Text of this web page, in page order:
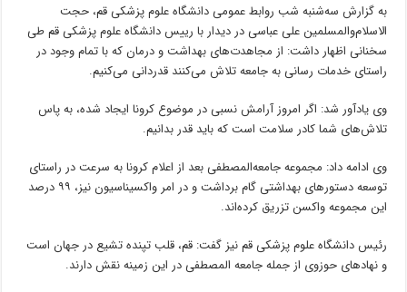
به گزارش سه‌شنبه شب روابط عمومی دانشگاه علوم پزشکی قم، حجت
الاسلام‌والمسلمین علی عباسی در دیدار با رییس دانشگاه علوم پزشکی قم طی
سخنانی اظهار داشت: از مجاهدت‌های بهداشت و درمان که با تمام وجود در
راستای خدمات رسانی به جامعه تلاش می‌کنند قدردانی می‌کنیم.
وی یادآور شد: اگر امروز آرامش نسبی در موضوع کرونا ایجاد شده، به پاس
تلاش‌های شما کادر سلامت است که باید قدر بدانیم.
وی ادامه داد: مجموعه جامعه‌المصطفی بعد از اعلام کرونا به سرعت در راستای
توسعه دستورهای بهداشتی گام برداشت و در امر واکسیناسیون نیز، ۹۹ درصد
این مجموعه واکسن تزریق کرده‌اند.
رئیس دانشگاه علوم پزشکی قم نیز گفت: قم، قلب تپنده تشیع در جهان است
و نهادهای حوزوی از جمله جامعه المصطفی در این زمینه نقش دارند.